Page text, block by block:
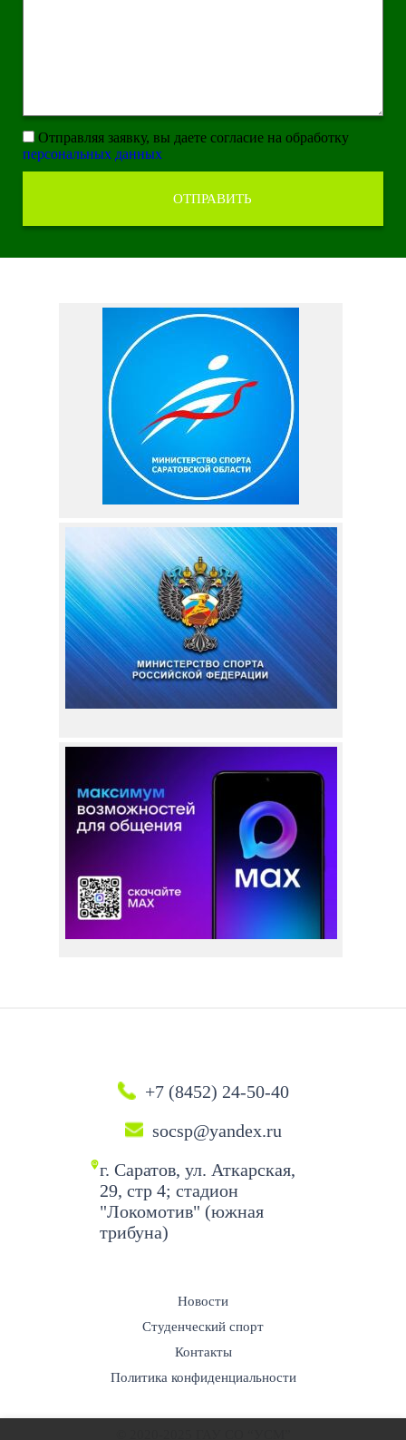
Отправляя заявку, вы даете согласие на обработку
персональных данных
+7 (8452) 24-50-40
socsp@yandex.ru
г. Саратов, ул. Аткарская,
29, стр 4; стадион
"Локомотив" (южная
трибуна)
Новости
Студенческий спорт
Контакты
Политика конфиденциальности